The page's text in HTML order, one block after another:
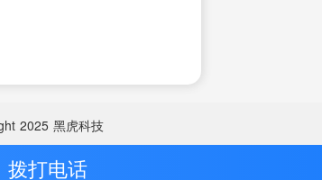
2025 黑虎科技
拨打电话
2025 黑虎科技